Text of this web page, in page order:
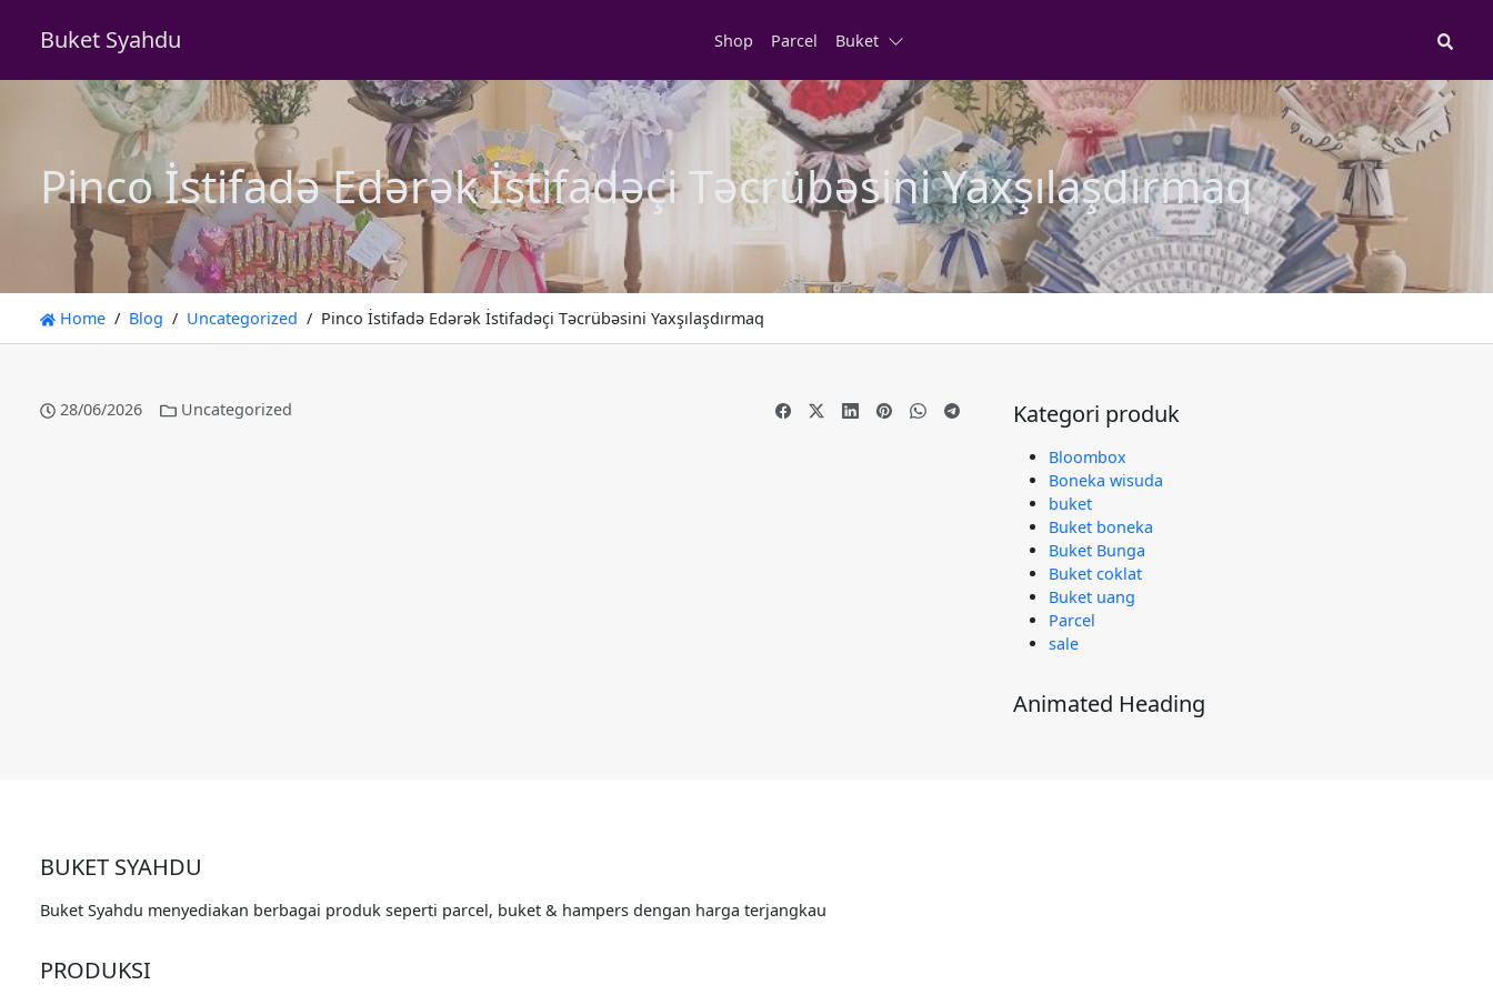
Buket Syahdu Shop Parcel Buket
Pinco İstifadə Edərək İstifadəçi Təcrübəsini Yaxşılaşdırmaq
Home Blog Uncategorized Pinco İstifadə Edərək İstifadəçi Təcrübəsini Yaxşılaşdırmaq
28/06/2026 Uncategorized Kategori produk
Bloombox
Boneka wisuda
buket
Buket boneka
Buket Bunga
Buket coklat
Buket uang
Parcel
sale
Animated Heading
BUKET SYAHDU
Buket Syahdu menyediakan berbagai produk seperti parcel, buket & hampers dengan harga terjangkau
PRODUKSI